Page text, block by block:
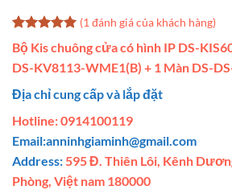
5trên 5
dựa trên
1
đánh giá
(1 đánh giá của khách hàng)
Bộ Kis chuông cửa có hình IP DS-
DS-KV8113-WME1(B) + 1 Màn DS-
Địa chỉ cung cấp và lắp đặt
Hotline: 0914100119
Email:anninhgiaminh@gmail.com
Address:595 Đ. Thiên Lôi, Kênh
Phòng, Việt nam 180000